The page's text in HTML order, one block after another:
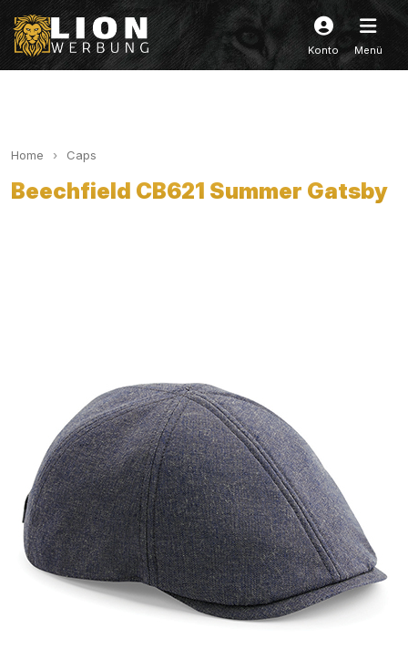
Konto Menü
Home Caps
Beechfield CB621 Summer Gatsby